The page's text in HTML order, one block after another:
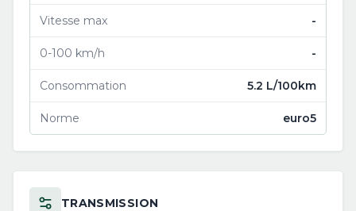
Vitesse max -
0-100 km/h -
Consommation 5.2 L/100km
Norme euro5
TRANSMISSION